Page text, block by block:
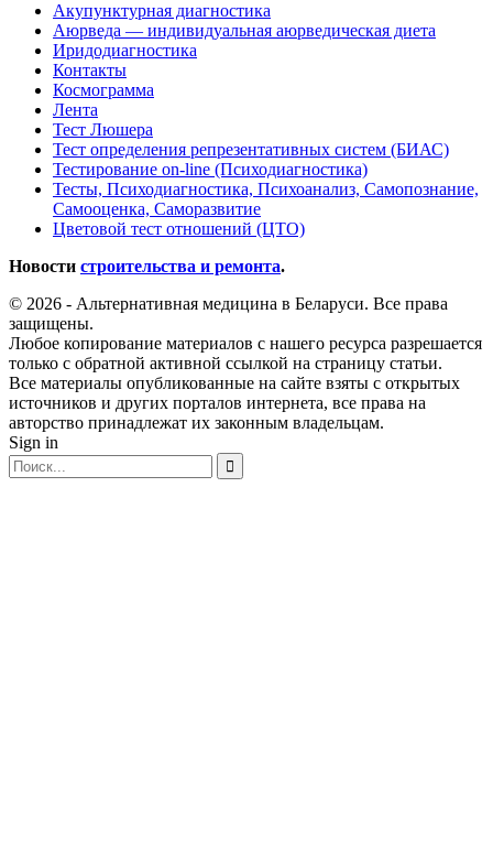
Акупунктурная диагностика
Аюрведа — индивидуальная аюрведическая диета
Иридодиагностика
Контакты
Космограмма
Лента
Тест Люшера
Тест определения репрезентативных систем (БИАС)
Тестирование on-line (Психодиагностика)
Тесты, Психодиагностика, Психоанализ, Самопознание,
Самооценка, Саморазвитие
Цветовой тест отношений (ЦТО)
Новости строительства и ремонта.
© 2026 - Альтернативная медицина в Беларуси. Все права
защищены.
Любое копирование материалов с нашего ресурса разрешается
только с обратной активной ссылкой на страницу статьи.
Все материалы опубликованные на сайте взяты с открытых
источников и других порталов интернета, все права на
авторство принадлежат их законным владельцам.
Sign in